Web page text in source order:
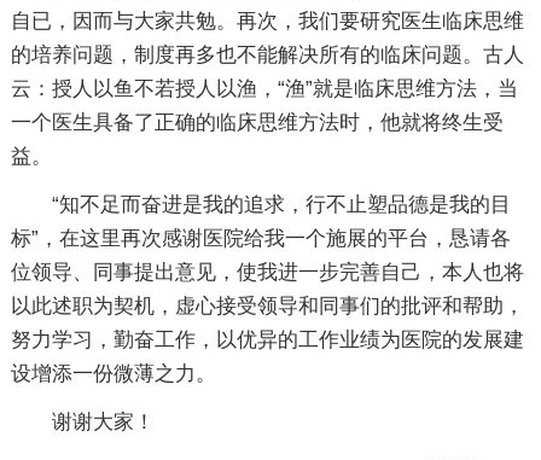
自已，因而与大家共勉。再次，我们要研究医生临床思维
的培养问题，制度再多也不能解决所有的临床问题。古人
云：授人以鱼不若授人以渔，“渔”就是临床思维方法，当
一个医生具备了正确的临床思维方法时，他就将终生受
益。
“知不足而奋进是我的追求，行不止塑品德是我的目
标”，在这里再次感谢医院给我一个施展的平台，恳请各
位领导、同事提出意见，使我进一步完善自己，本人也将
以此述职为契机，虚心接受领导和同事们的批评和帮助，
努力学习，勤奋工作，以优异的工作业绩为医院的发展建
设增添一份微薄之力。
谢谢大家！